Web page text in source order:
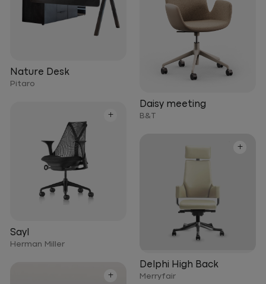
Nature Desk
Pitaro
Daisy meeting
B&T
+
Sayl
Herman Miller
+
Delphi High Back
Merryfair
+